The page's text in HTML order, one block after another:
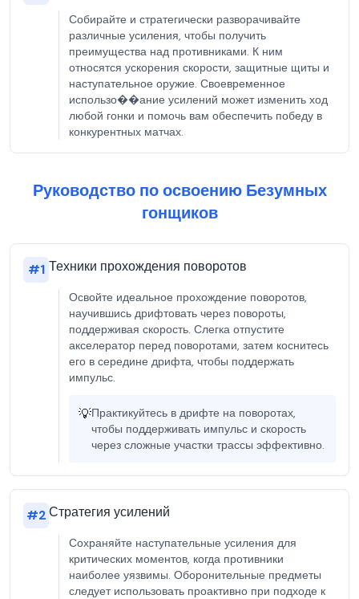
Собирайте и стратегически разворачивайте
различные усиления, чтобы получить
преимущества над противниками. К ним
относятся ускорения скорости, защитные щиты и
наступательное оружие. Своевременное
использо��ание усилений может изменить ход
любой гонки и помочь вам обеспечить победу в
конкурентных матчах.
Руководство по освоению Безумных
гонщиков
#1 Техники прохождения поворотов
Освойте идеальное прохождение поворотов,
научившись дрифтовать через повороты,
поддерживая скорость. Слегка отпустите
акселератор перед поворотами, затем коснитесь
его в середине дрифта, чтобы поддержать
импульс.
💡Практикуйтесь в дрифте на поворотах,
чтобы поддерживать импульс и скорость
через сложные участки трассы эффективно.
#2Стратегия усилений
Сохраняйте наступательные усиления для
критических моментов, когда противники
наиболее уязвимы. Оборонительные предметы
следует использовать проактивно при подходе к